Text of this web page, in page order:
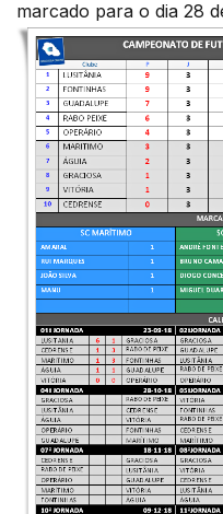
marcado para o dia 28